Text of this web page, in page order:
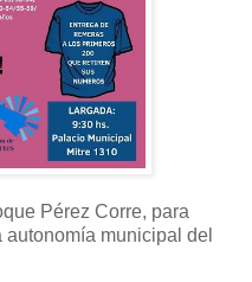
Pérez Corre, para
municipal del